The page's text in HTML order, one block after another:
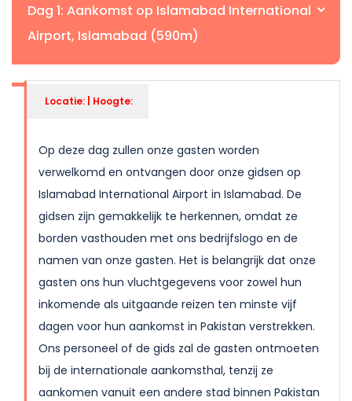
Dag 1: Aankomst op Islamabad International
Airport, Islamabad (590m)
Locatie: | Hoogte:
Op deze dag zullen onze gasten worden
verwelkomd en ontvangen door onze gidsen op
Islamabad International Airport in Islamabad. De
gidsen zijn gemakkelijk te herkennen, omdat ze
borden vasthouden met ons bedrijfslogo en de
namen van onze gasten. Het is belangrijk dat onze
gasten ons hun vluchtgegevens voor zowel hun
inkomende als uitgaande reizen ten minste vijf
dagen voor hun aankomst in Pakistan verstrekken.
Ons personeel of de gids zal de gasten ontmoeten
bij de internationale aankomsthal, tenzij ze
aankomen vanuit een andere stad binnen Pakistan